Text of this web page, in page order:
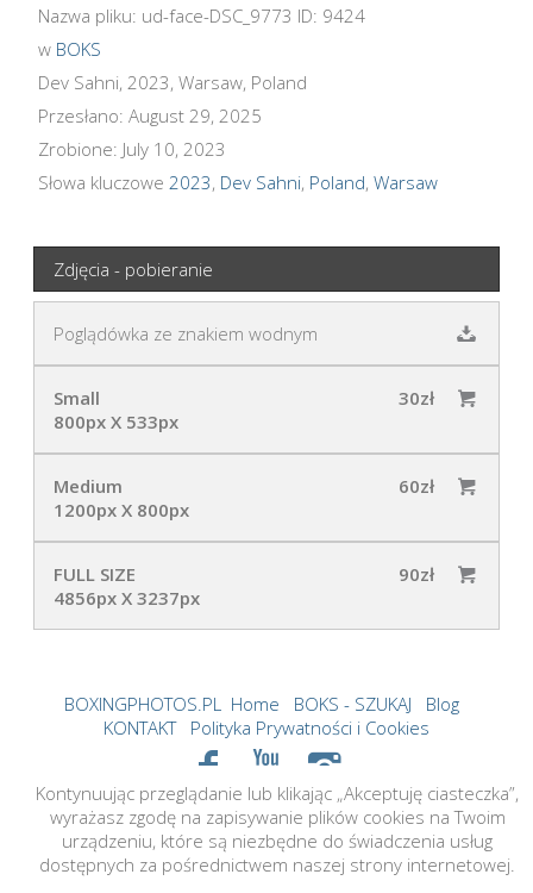
Nazwa pliku: ud-face-DSC_9773 ID: 9424
w BOKS
Dev Sahni, 2023, Warsaw, Poland
Przesłano: August 29, 2025
Zrobione: July 10, 2023
Słowa kluczowe 2023, Dev Sahni, Poland, Warsaw
Zdjęcia - pobieranie
Poglądówka ze znakiem wodnym
Small
800px X 533px
30zł
Medium
1200px X 800px
60zł
FULL SIZE
4856px X 3237px
90zł
BOXINGPHOTOS.PL Home BOKS - SZUKAJ
Blog
KONTAKT
Polityka Prywatności i Cookies
©2026 boxingphotos.pl Created by tame.cloud
All Rights Reserved. Content may not be used without
prior express written consent.
Kontynuując przeglądanie lub klikając „Akceptuję ciasteczka”,
wyrażasz zgodę na zapisywanie plików cookies na Twoim
urządzeniu, które są niezbędne do świadczenia usług
dostępnych za pośrednictwem naszej strony internetowej.